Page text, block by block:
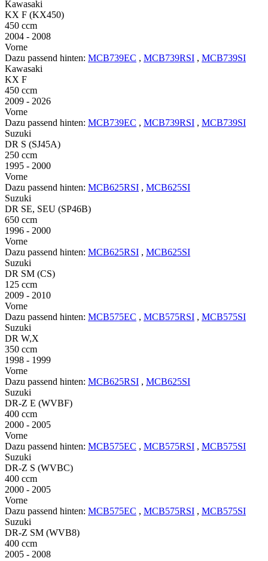
Kawasaki
KX F (KX450)
450 ccm
2004 - 2008
Vorne
Dazu passend hinten: MCB739EC , MCB739RSI , MCB739SI
Kawasaki
KX F
450 ccm
2009 - 2026
Vorne
Dazu passend hinten: MCB739EC , MCB739RSI , MCB739SI
Suzuki
DR S (SJ45A)
250 ccm
1995 - 2000
Vorne
Dazu passend hinten: MCB625RSI , MCB625SI
Suzuki
DR SE, SEU (SP46B)
650 ccm
1996 - 2000
Vorne
Dazu passend hinten: MCB625RSI , MCB625SI
Suzuki
DR SM (CS)
125 ccm
2009 - 2010
Vorne
Dazu passend hinten: MCB575EC , MCB575RSI , MCB575SI
Suzuki
DR W,X
350 ccm
1998 - 1999
Vorne
Dazu passend hinten: MCB625RSI , MCB625SI
Suzuki
DR-Z E (WVBF)
400 ccm
2000 - 2005
Vorne
Dazu passend hinten: MCB575EC , MCB575RSI , MCB575SI
Suzuki
DR-Z S (WVBC)
400 ccm
2000 - 2005
Vorne
Dazu passend hinten: MCB575EC , MCB575RSI , MCB575SI
Suzuki
DR-Z SM (WVB8)
400 ccm
2005 - 2008